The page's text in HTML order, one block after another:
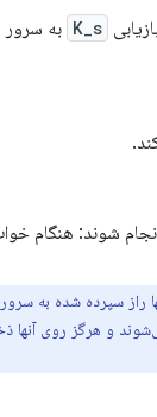
K_s به سرور
شوند: هنگام
راز سپرده شده به
و هرگز روی آنها